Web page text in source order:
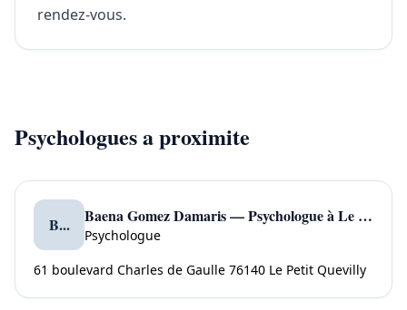
rendez-vous.
Psychologues a proximite
B... Baena Gomez Damaris — Psychologue à Le Petit Quevilly
Psychologue
61 boulevard Charles de Gaulle 76140 Le Petit Quevilly